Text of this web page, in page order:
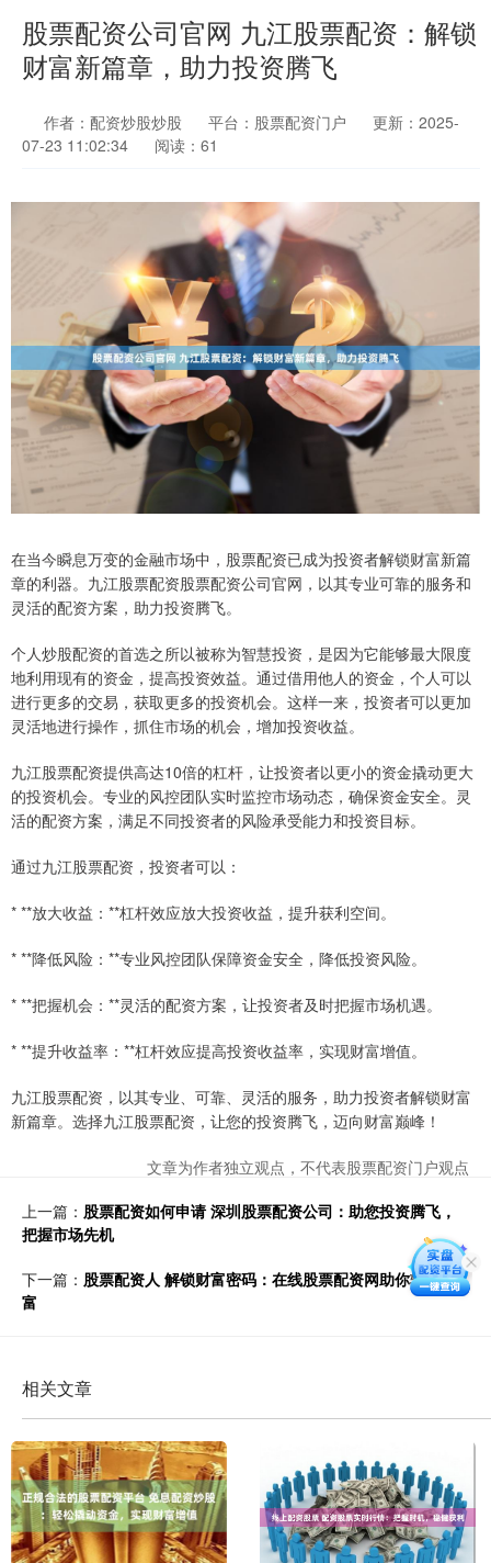
股票配资公司官网 九江股票配资：解锁
财富新篇章，助力投资腾飞
作者：配资炒股炒股 平台：股票配资门户
更新：2025-
07-23 11:02:34
阅读：61
在当今瞬息万变的金融市场中，股票配资已成为投资者解锁财富新篇
章的利器。九江股票配资股票配资公司官网，以其专业可靠的服务和
灵活的配资方案，助力投资腾飞。
个人炒股配资的首选之所以被称为智慧投资，是因为它能够最大限度
地利用现有的资金，提高投资效益。通过借用他人的资金，个人可以
进行更多的交易，获取更多的投资机会。这样一来，投资者可以更加
灵活地进行操作，抓住市场的机会，增加投资收益。
九江股票配资提供高达10倍的杠杆，让投资者以更小的资金撬动更大
的投资机会。专业的风控团队实时监控市场动态，确保资金安全。灵
活的配资方案，满足不同投资者的风险承受能力和投资目标。
通过九江股票配资，投资者可以：
* **放大收益：**杠杆效应放大投资收益，提升获利空间。
* **降低风险：**专业风控团队保障资金安全，降低投资风险。
* **把握机会：**灵活的配资方案，让投资者及时把握市场机遇。
* **提升收益率：**杠杆效应提高投资收益率，实现财富增值。
九江股票配资，以其专业、可靠、灵活的服务，助力投资者解锁财富
新篇章。选择九江股票配资，让您的投资腾飞，迈向财富巅峰！
文章为作者独立观点，不代表股票配资门户观点
上一篇： 股票配资如何申请 深圳股票配资公司：助您投资腾飞，
把握市场先机
下一篇： 股票配资人 解锁财富密码：在线股票配资网助你轻松致
富
相关文章